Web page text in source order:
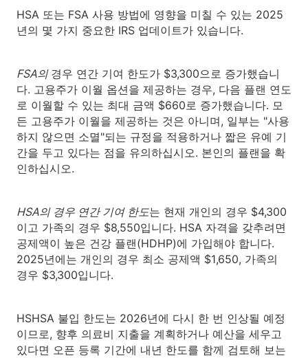
HSA 또는 FSA 사용 방법에 영향을 미칠 수 있는 2025
년의 몇 가지 중요한 IRS 업데이트가 있습니다.
FSA의 경우 연간 기여 한도가 $3,300으로 증가했습니
다. 고용주가 이월 옵션을 제공하는 경우, 다음 플랜 연도
로 이월할 수 있는 최대 금액 $660로 증가했습니다. 모
든 고용주가 이월을 제공하는 것은 아니며, 일부는 "사용
하지 않으면 소멸"되는 규정을 적용하거나 짧은 유예 기
간을 두고 있다는 점을 유의하십시오. 본인의 플랜을 확
인하십시오.
HSA의 경우 연간 기여 한도는 현재 개인의 경우 $4,300
이고 가족의 경우 $8,550입니다. HSA 자격을 갖추려면
공제액이 높은 건강 플랜(HDHP)에 가입해야 합니다.
2025년에는 개인의 경우 최소 공제액 $1,650, 가족의
경우 $3,300입니다.
HSHSA 불입 한도는 2026년에 다시 한 번 인상될 예정
이므로, 향후 의료비 지출을 계획하거나 예산을 세우고
있다면 오픈 등록 기간에 내년 한도를 함께 검토해 보는